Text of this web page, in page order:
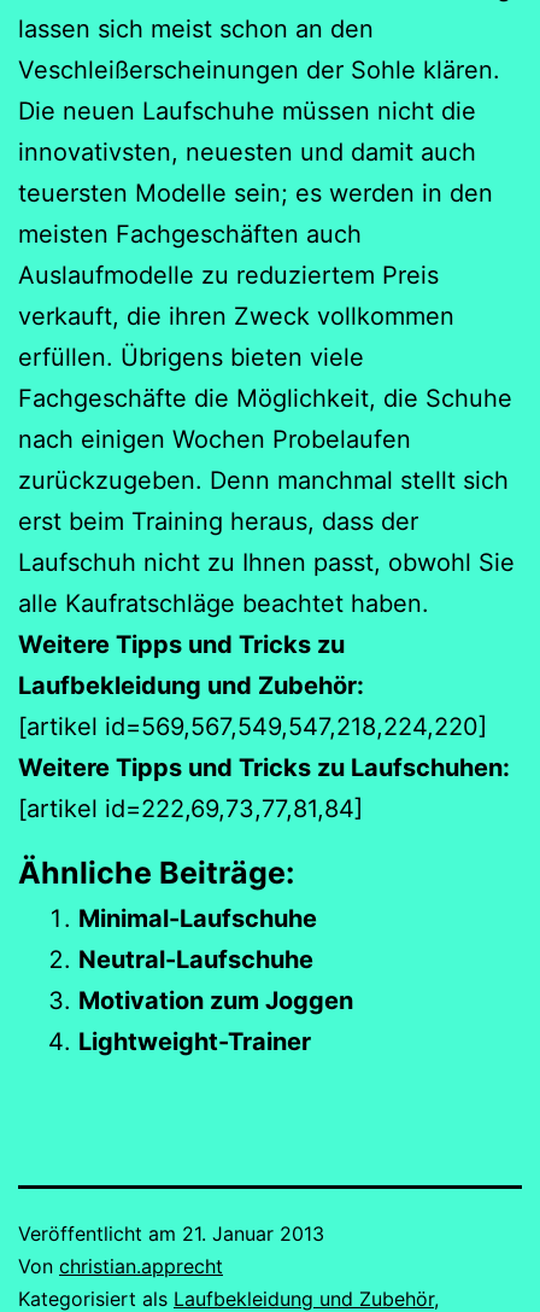
lassen sich meist schon an den
Veschleißerscheinungen der Sohle klären.
Die neuen Laufschuhe müssen nicht die
innovativsten, neuesten und damit auch
teuersten Modelle sein; es werden in den
meisten Fachgeschäften auch
Auslaufmodelle zu reduziertem Preis
verkauft, die ihren Zweck vollkommen
erfüllen. Übrigens bieten viele
Fachgeschäfte die Möglichkeit, die Schuhe
nach einigen Wochen Probelaufen
zurückzugeben. Denn manchmal stellt sich
erst beim Training heraus, dass der
Laufschuh nicht zu Ihnen passt, obwohl Sie
alle Kaufratschläge beachtet haben.
Weitere Tipps und Tricks zu
Laufbekleidung und Zubehör:
[artikel id=569,567,549,547,218,224,220]
Weitere Tipps und Tricks zu Laufschuhen:
[artikel id=222,69,73,77,81,84]
Ähnliche Beiträge:
Minimal-Laufschuhe
Neutral-Laufschuhe
Motivation zum Joggen
Lightweight-Trainer
Veröffentlicht am 21. Januar 2013
Von christian.apprecht
Kategorisiert als Laufbekleidung und Zubehör,